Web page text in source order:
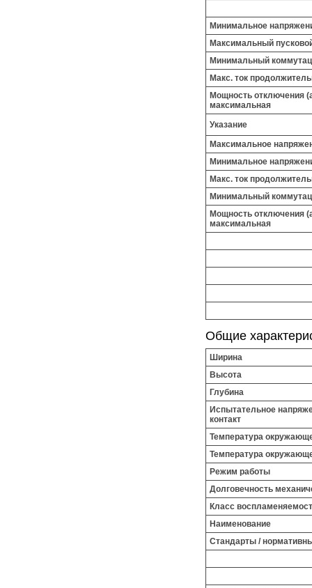
Минимальное
Максимальный
Минимальный
Макс. ток
Мощность отключения
максимальная
Указание
Максимальное
Минимальное
Макс. ток
Минимальный
Мощность отключения
максимальная
Общие
Ширина
Высота
Глубина
Испытательное
контакт
Температура
Температура
Режим работы
Долговечность
Класс
Наименование
Стандарты /